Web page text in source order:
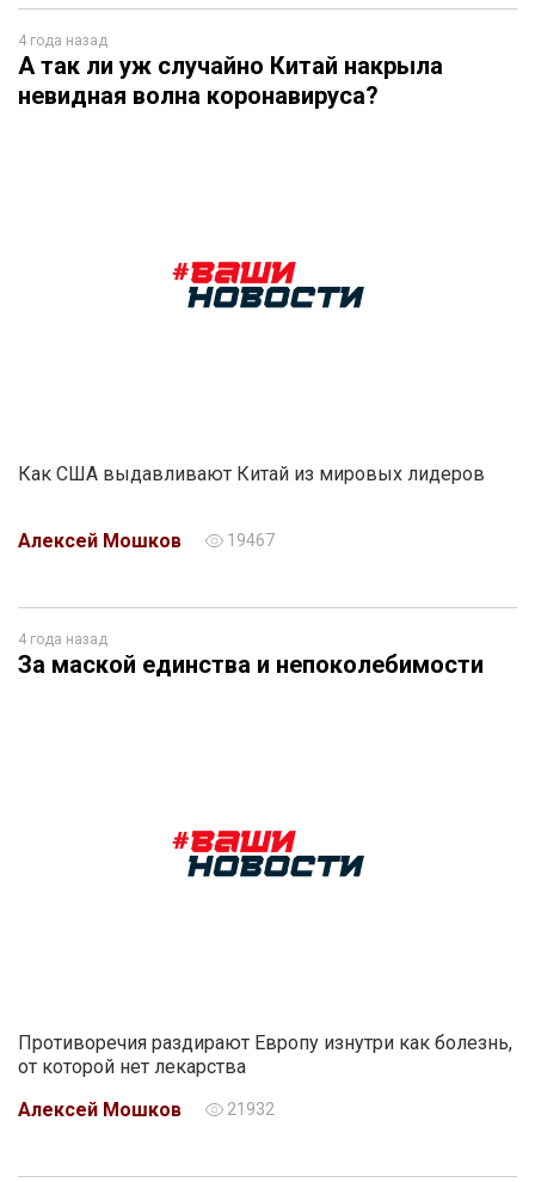
4 года назад
А так ли уж случайно Китай накрыла
невидная волна коронавируса?
Как США выдавливают Китай из мировых лидеров
Алексей Мошков 19467
4 года назад
За маской единства и непоколебимости
Противоречия раздирают Европу изнутри как болезнь,
от которой нет лекарства
Алексей Мошков
21932